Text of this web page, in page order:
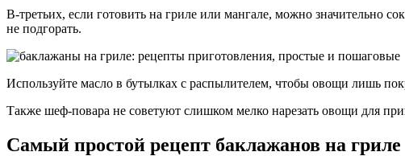
В-третьих, если готовить на гриле или мангале, можно значительно
не подгорать.
Используйте масло в бутылках с распылителем, чтобы овощи лишь
Также шеф-повара не советуют слишком мелко нарезать овощи для
Самый простой рецепт баклажанов на гриле